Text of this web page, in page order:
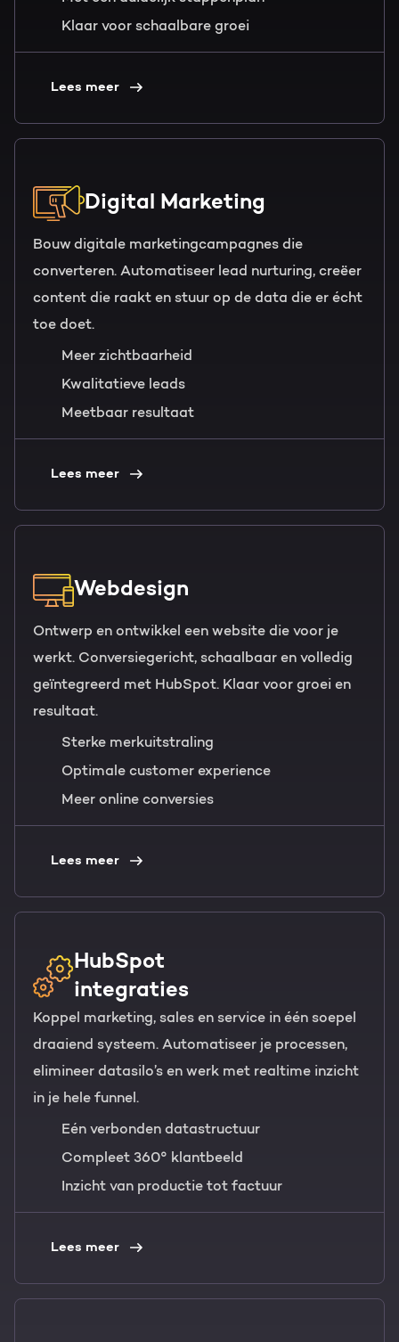
Klaar voor schaalbare groei
Lees meer
Digital Marketing
Bouw digitale marketingcampagnes die
converteren. Automatiseer lead nurturing, creëer
content die raakt en stuur op de data die er écht
toe doet.
Meer zichtbaarheid
Kwalitatieve leads
Meetbaar resultaat
Lees meer
Webdesign
Ontwerp en ontwikkel een website die voor je
werkt. Conversiegericht, schaalbaar en volledig
geïntegreerd met HubSpot. Klaar voor groei en
resultaat.
Sterke merkuitstraling
Optimale customer experience
Meer online conversies
Lees meer
HubSpot
integraties
Koppel marketing, sales en service in één soepel
draaiend systeem. Automatiseer je processen,
elimineer datasilo’s en werk met realtime inzicht
in je hele funnel.
Eén verbonden datastructuur
Compleet 360° klantbeeld
Inzicht van productie tot factuur
Lees meer